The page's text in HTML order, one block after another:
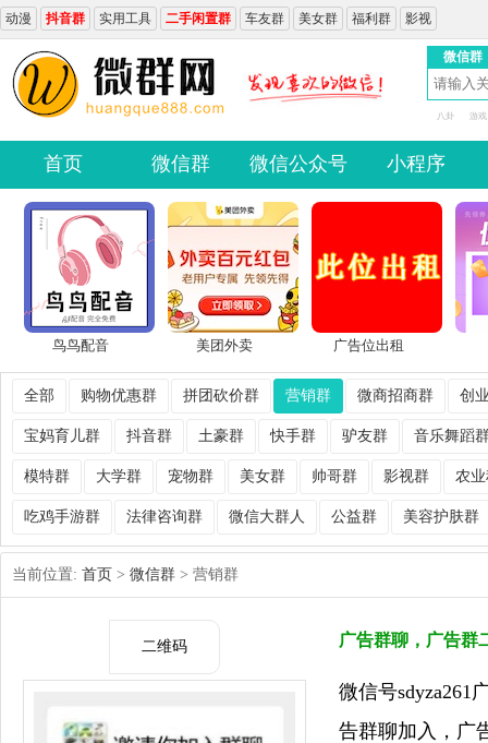
动漫 抖音群 实用工具 二手闲置群 车友群 美女群 福利群 影视
微信群
八卦 游戏
首页 微信群 微信公众号 小程序
鸟鸟配音 美团外卖 广告位出租
全部 购物优惠群 拼团砍价群 营销群 微商招商群 创
宝妈育儿群 抖音群 土豪群 快手群 驴友群 音乐舞蹈
模特群 大学群 宠物群 美女群 帅哥群 影视群 农
吃鸡手游群 法律咨询群 微信大群人 公益群 美容护肤群
当前位置: 首页 > 微信群 > 营销群
二维码 广告群聊，广告群
微信号sdyza261
告群聊加入，广